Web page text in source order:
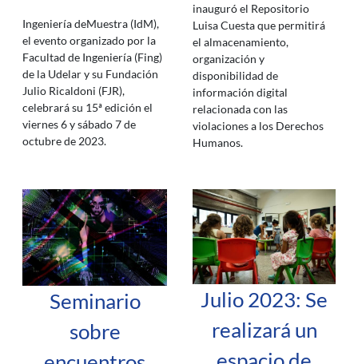
Ingeniería deMuestra (IdM),
el evento organizado por la
Facultad de Ingeniería (Fing)
de la Udelar y su Fundación
Julio Ricaldoni (FJR),
celebrará su 15ª edición el
viernes 6 y sábado 7 de
octubre de 2023.
inauguró el Repositorio
Luisa Cuesta que permitirá
el almacenamiento,
organización y
disponibilidad de
información digital
relacionada con las
violaciones a los Derechos
Humanos.
Seminario
sobre
Julio 2023: Se
realizará un